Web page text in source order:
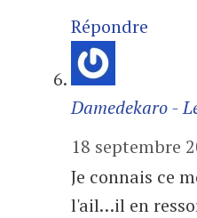
Répondre
Damedekaro -
18 septembre
Je connais ce
l'ail…il en